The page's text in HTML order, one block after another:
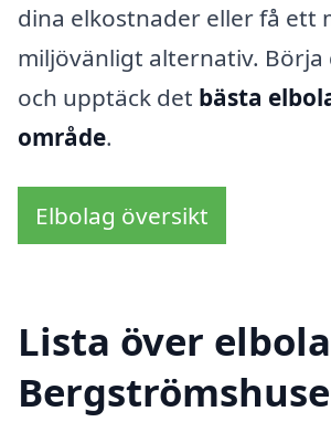
dina elkostnader eller få ett
miljövänligt alternativ. Börja
och upptäck det bästa
område.
Elbolag översikt
Lista över